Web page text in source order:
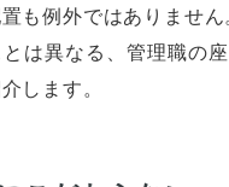
も例外ではありません
は異なる、管理職の
します。